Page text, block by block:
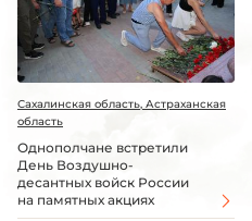
Сахалинская область, Астраханская
область
Однополчане встретили
День Воздушно-
десантных войск России
на памятных акциях